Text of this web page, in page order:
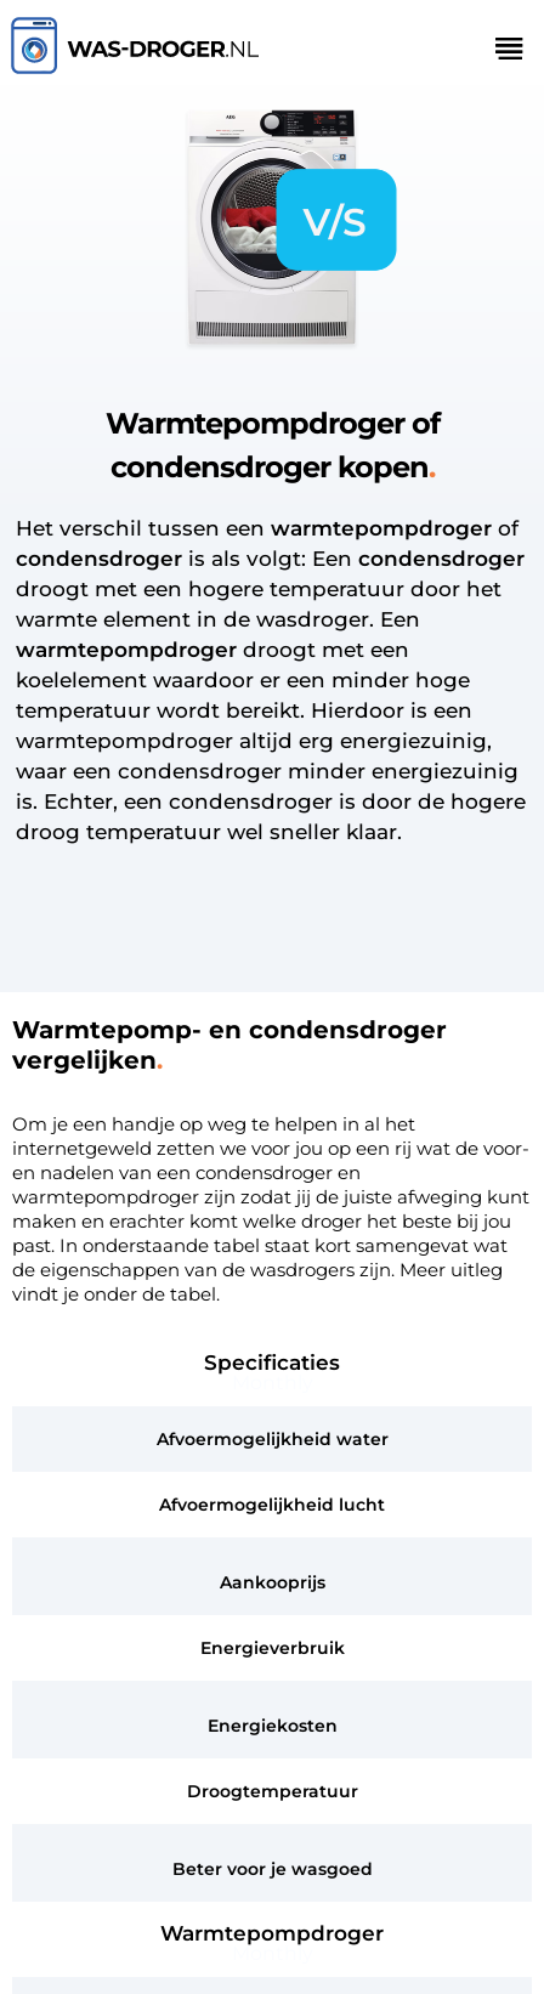
Warmtepompdroger of
condensdroger kopen
Het verschil tussen eenwarmtepompdroger of
condensdroger is als volgt: Eencondensdroger
droogt met een hogere temperatuur door het
warmte element in de wasdroger. Een
warmtepompdroger droogt met een
koelelement waardoor er een minder hoge
temperatuur wordt bereikt. Hierdoor is een
warmtepompdroger altijd erg energiezuinig,
waar een condensdroger minder energiezuinig
is. Echter, eencondensdroger is door de hogere
droog temperatuur wel sneller klaar.
Warmtepomp- en condensdroger
vergelijken
Om je een handje op weg te helpen in al het
internetgeweld zetten we voor jou op een rij wat de voor-
en nadelen van een condensdroger en
warmtepompdroger zijn zodat jij de juiste afweging kunt
maken en erachter komt welke droger het beste bij jou
past. In onderstaande tabel staat kort samengevat wat
de eigenschappen van de wasdrogers zijn. Meer uitleg
vindt je onder de tabel.
Specificaties
Afvoermogelijkheid water
Afvoermogelijkheid lucht
Aankooprijs
Energieverbruik
Energiekosten
Droogtemperatuur
Beter voor je wasgoed
Warmtepompdroger
Monthly